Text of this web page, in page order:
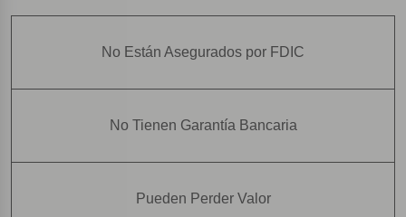
No Están Asegurados por FDIC
No Tienen Garantía Bancaria
Pueden Perder Valor